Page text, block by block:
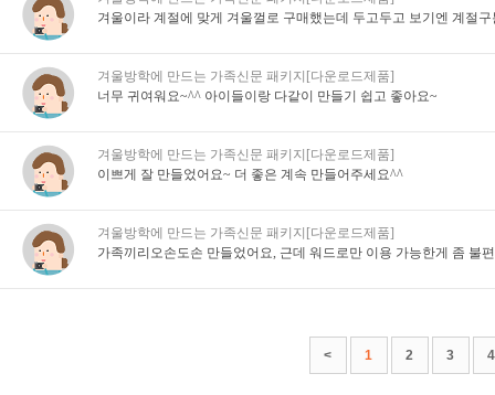
겨울이라 계절에 맞게 겨울껄로 구매했는데 두고두고 보기엔 계절
겨울방학에 만드는 가족신문 패키지[다운로드제품]
너무 귀여워요~^^ 아이들이랑 다같이 만들기 쉽고 좋아요~
겨울방학에 만드는 가족신문 패키지[다운로드제품]
이쁘게 잘 만들었어요~ 더 좋은 계속 만들어주세요^^
겨울방학에 만드는 가족신문 패키지[다운로드제품]
가족끼리오손도손 만들었어요, 근데 워드로만 이용 가능한게 좀 불
< 1 2 3 4